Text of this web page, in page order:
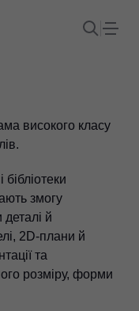
високого класу
змогу
й
2D-плани й
та
розміру, форми